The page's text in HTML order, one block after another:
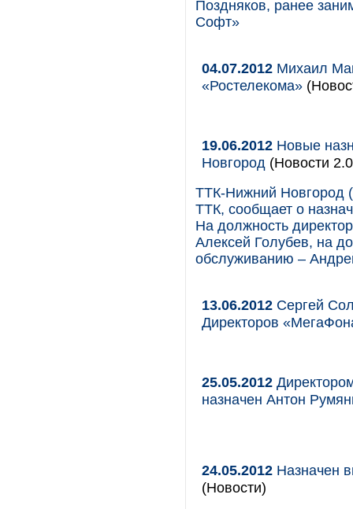
Поздняков, ранее
Софт»
04.07.2012 Михаил
«Ростелекома»
19.06.2012 Новые
Новгород (Новости
ТТК-Нижний Новгород
ТТК, сообщает о
На должность
Алексей Голубев, на
обслуживанию –
13.06.2012 Сергей
Директоров
25.05.2012
назначен Антон
24.05.2012 Назначен
(Новости)